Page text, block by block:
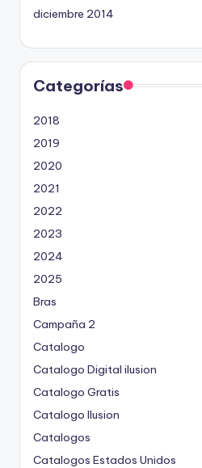
diciembre 2014
Categorías
2018
2019
2020
2021
2022
2023
2024
2025
Bras
Campaña 2
Catalogo
Catalogo Digital ilusion
Catalogo Gratis
Catalogo Ilusion
Catalogos
Catalogos Estados Unidos